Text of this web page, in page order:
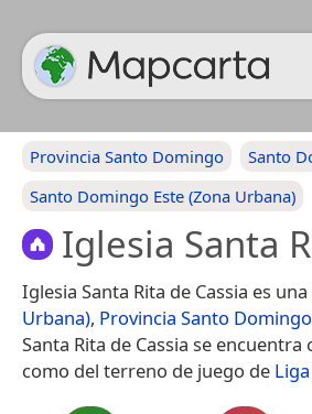
Provincia Santo Domingo
Santo
Santo Domingo Este (Zona Urbana)
Iglesia Santa
Iglesia Santa Rita de Cassia es
Urbana), Provincia Santo Domingo
Santa Rita de Cassia se encuentra
como del terreno de juego de